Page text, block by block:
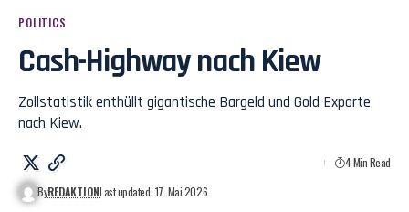
POLITICS
Cash-Highway nach Kiew
Zollstatistik enthüllt gigantische Bargeld und Gold Exporte
nach Kiew.
ByREDAKTIONLast updated: 17. Mai 2026
4 Min Read